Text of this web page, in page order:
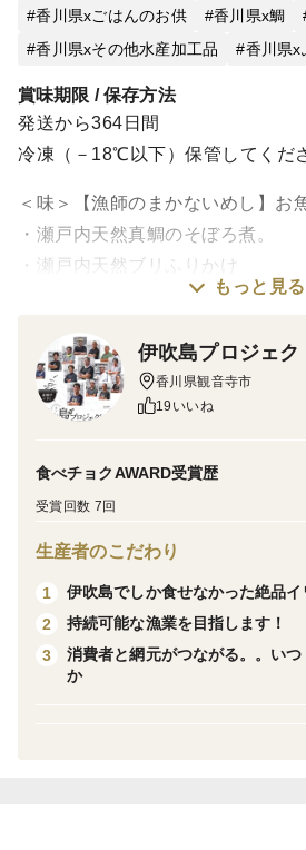
香川県xごはんのお供
香川県x鯛
香川県xその他水産加工品
香川県x
賞味期限 / 保存方法
発送から364日間
冷凍（－18℃以下）保管してくだ
＜味＞【漁師のまかないめし】お
・瀬戸内天然真鯛のそぼろ煮。
・瀬戸内天然ブリふりかけ
あったかいごはんに、のっけて食
にも相性ピッタリ。
もちろん🍶お酒がしんみり くる
◇そぼろ弁当◇そぼろ丼◇そぼろ
ぼろ炒め◇そぼろあんかけ◇そぼ
うどん◇そぼろソーメン◇ビビン
丁寧に魚皮と骨を取り除いていま
もっと見る
伊吹島プロジェク
香川県観音寺市
19いいね
食べチョクAWARD受賞歴
受賞回数 7回
生産者のこだわり
1
伊吹島でしか食せなかった絶品イ
2
持続可能な漁業を目指します！
3
消費者と網元がつながる。。い
か